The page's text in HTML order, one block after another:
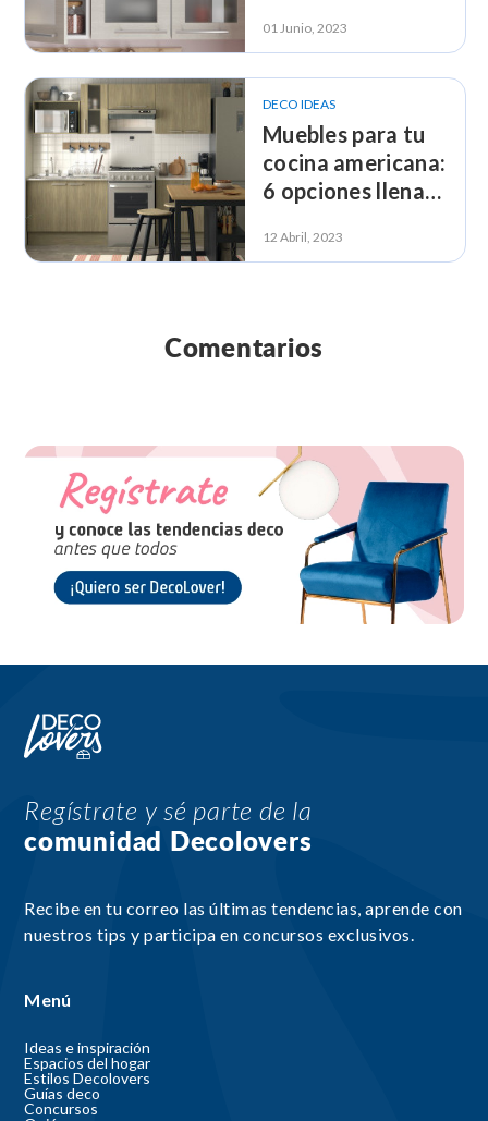
01 Junio, 2023
DECO IDEAS
Muebles para tu
cocina americana:
6 opciones llenas
12 Abril, 2023
Comentarios
Regístrate y sé parte de la
comunidad Decolovers
Recibe en tu correo las últimas tendencias, aprende con
nuestros tips y participa en concursos exclusivos.
Menú
Ideas e inspiración
Espacios del hogar
Estilos Decolovers
Guías deco
Concursos